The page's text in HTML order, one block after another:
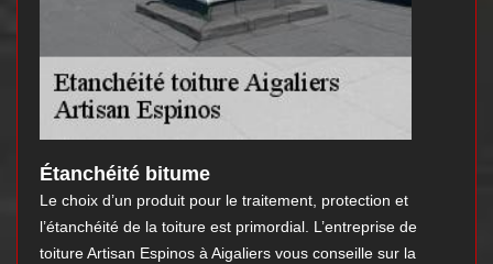
Étanchéité bitume
Le choix d’un produit pour le traitement, protection et
l’étanchéité de la toiture est primordial. L’entreprise de
toiture Artisan Espinos à Aigaliers vous conseille sur la